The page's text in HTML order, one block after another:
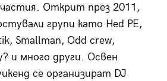
Открит през 2011,
групи като Hed PE,
Smallman, Odd crew,
и много други. Освен
се организират DJ